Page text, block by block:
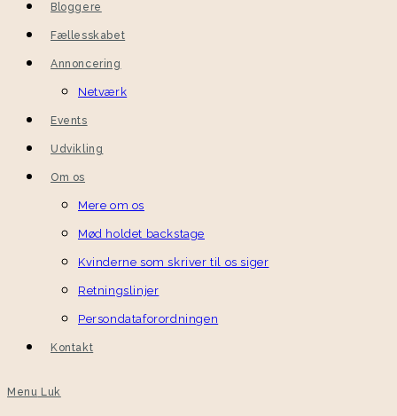
Bloggere
Fællesskabet
Annoncering
Netværk
Events
Udvikling
Om os
Mere om os
Mød holdet backstage
Kvinderne som skriver til os siger
Retningslinjer
Persondataforordningen
Kontakt
Menu Luk